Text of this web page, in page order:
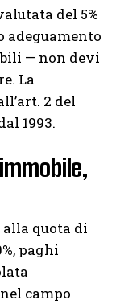
del 5%
adeguamento
— non devi
La
2 del
1993.
alla quota di
paghi
campo